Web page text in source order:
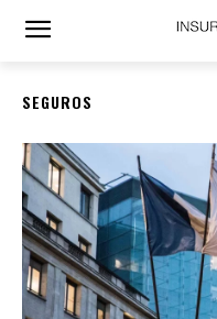
SEGUROS